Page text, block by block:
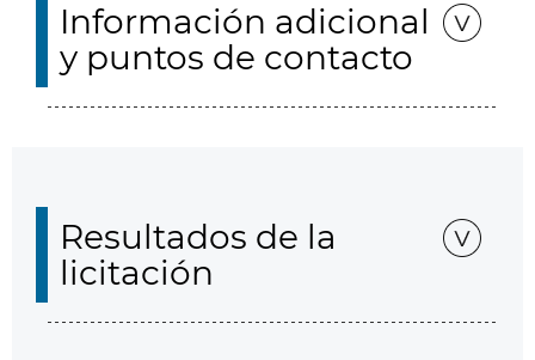
Información adicional
y puntos de contacto
Resultados de la
licitación